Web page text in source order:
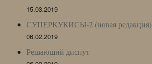
15.03.2019
СУПЕРКУКИСЫ-2 (новая редакция)
06.02.2019
Решающий диспут